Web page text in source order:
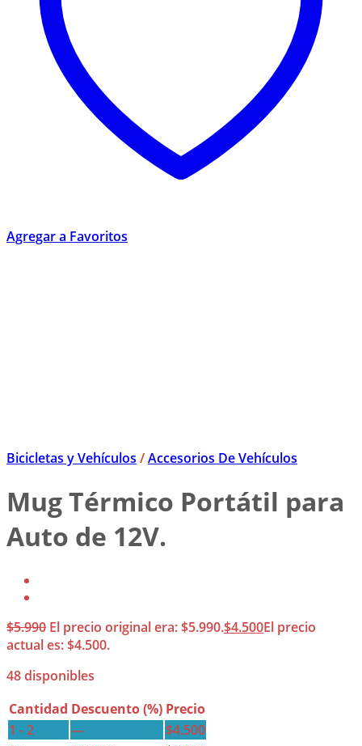
Agregar a Favoritos
Bicicletas y Vehículos /Accesorios De Vehículos
Mug Térmico Portátil para
Auto de 12V.
$5.990 El precio original era: $5.990.$4.500El precio
actual es: $4.500.
48 disponibles
Cantidad Descuento (%) Precio
1 - 2
— $4.500